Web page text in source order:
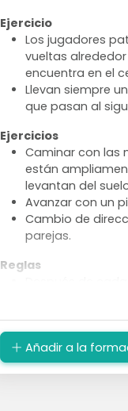
Ejercicio
Los jugadores
vueltas
encuentra en el
Llevan siempre
que pasan al
Ejercicios
Caminar con las
están
levantan del
Avanzar con un
Cambio de
parejas.
Reglas
Cuando un
vuelta, se reinicia
Siempre hay un
Añadir a la